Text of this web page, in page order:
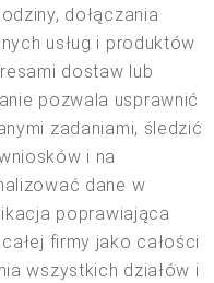
dołączania
usług i produktów
dostaw lub
pozwala usprawnić
zadaniami, śledzić
i na
dane w
poprawiająca
firmy jako całości
wszystkich działów i